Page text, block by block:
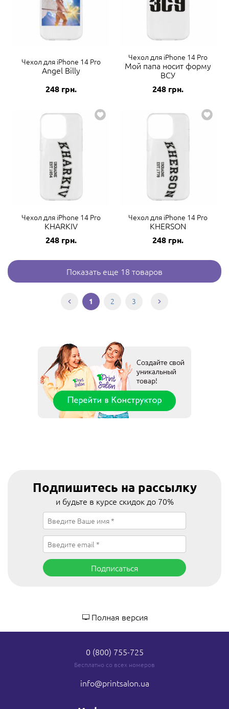
Чехол для iPhone 14 Pro
Angel Billy
248 грн.
Чехол для iPhone 14 Pro
Мой папа носит форму
ВСУ
248 грн.
Чехол для iPhone 14 Pro
KHARKIV
248 грн.
Чехол для iPhone 14 Pro
KHERSON
248 грн.
Показать еще 18 товаров
1 2 3
Подпишитесь на рассылку
и будьте в курсе скидок до 70%
Подписаться
Полная версия
0 (800) 755-725
Бесплатно со всех номеров
info@printsalon.ua